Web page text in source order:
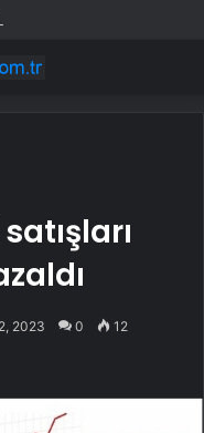
2023 0 12